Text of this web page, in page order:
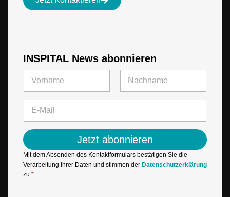
INSPITAL News abonnieren
m
e
m
M
a
i
l
*
Jetzt abonnieren
Mit dem Absenden des Kontaktformulars bestätigen Sie die
Verarbeitung Ihrer Daten und stimmen der Datenschutzerklärung
zu. *